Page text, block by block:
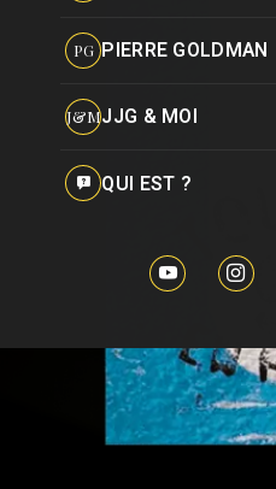
PG PIERRE GOLDMAN
J&MJJG & MOI
QUI EST ?